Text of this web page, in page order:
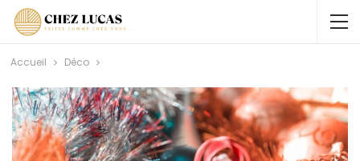
Accueil Déco